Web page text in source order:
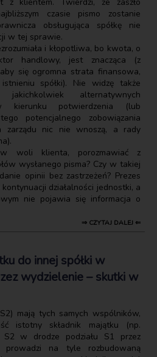
czasie pismo zostanie
obsługująca spółkę nie
w tej sprawie.
i kłopotliwa, bo kwota, o
handlowy, jest znacząca (z
się ogromna strata finansowa,
spółki). Nie widzę także
jakichkolwiek alternatywnych
kierunku potwierdzenia (lub
potencjalnego zobowiązania
zarządu nic nie wnoszą, a rady
woli klienta, porozmawiać z
wysłanego pisma? Czy w takiej
opinii bez zastrzeżeń? Prezes
działalności jednostki, a
nie pojawia się informacja o
⇒ CZYTAJ DALEJ ⇐
do innej spółki w
wydzielenie – skutki w
mają tych samych wspólników,
istotny składnik majątku (np.
w drodze podziału S1 przez
prowadzi na tyle rozbudowaną